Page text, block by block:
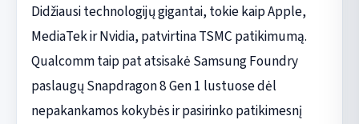
Didžiausi technologijų gigantai, tokie kaip Apple,
MediaTek ir Nvidia, patvirtina TSMC patikimumą.
Qualcomm taip pat atsisakė Samsung Foundry
paslaugų Snapdragon 8 Gen 1 lustuose dėl
nepakankamos kokybės ir pasirinko patikimesnį